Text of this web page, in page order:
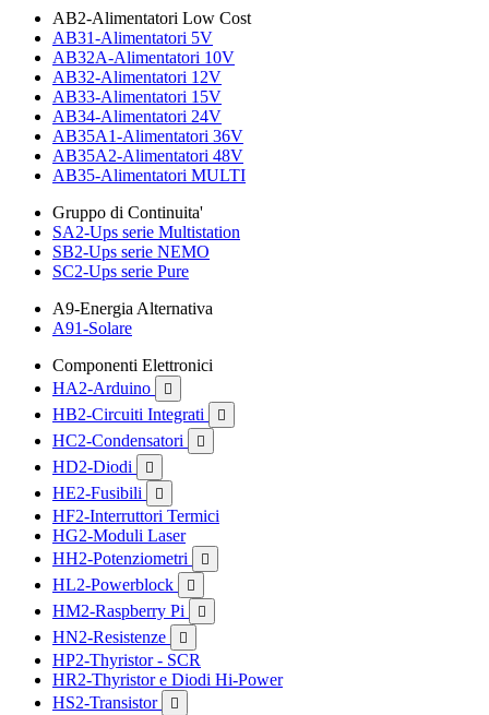
AB2-Alimentatori Low Cost
AB31-Alimentatori 5V
AB32A-Alimentatori 10V
AB32-Alimentatori 12V
AB33-Alimentatori 15V
AB34-Alimentatori 24V
AB35A1-Alimentatori 36V
AB35A2-Alimentatori 48V
AB35-Alimentatori MULTI
Gruppo di Continuita'
SA2-Ups serie Multistation
SB2-Ups serie NEMO
SC2-Ups serie Pure
A9-Energia Alternativa
A91-Solare
Componenti Elettronici
HA2-Arduino

HB2-Circuiti Integrati 
HC2-Condensatori 
HD2-Diodi 
HE2-Fusibili 
HF2-Interruttori Termici
HG2-Moduli Laser
HH2-Potenziometri

HL2-Powerblock 
HM2-Raspberry Pi 
HN2-Resistenze 
HP2-Thyristor - SCR
HR2-Thyristor e Diodi Hi-Power
HS2-Transistor
